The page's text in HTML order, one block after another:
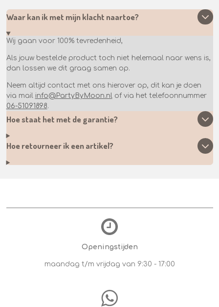
Waar kan ik met mijn klacht naartoe?
Wij gaan voor 100% tevredenheid,
Als jouw bestelde product toch niet helemaal naar wens is,
dan lossen we dit graag samen op.
Neem altijd contact met ons hierover op, dit kan je doen
via mail info@PartyByMoon.nlof via het telefoonnummer
06-51091898.
Hoe staat het met de garantie?
Hoe retourneer ik een artikel?
Openingstijden
maandag t/m vrijdag van 9:30 - 17:00